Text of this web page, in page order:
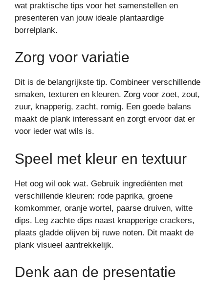
wat praktische tips voor het samenstellen en
presenteren van jouw ideale plantaardige
borrelplank.
Zorg voor variatie
Dit is de belangrijkste tip. Combineer verschillende
smaken, texturen en kleuren. Zorg voor zoet, zout,
zuur, knapperig, zacht, romig. Een goede balans
maakt de plank interessant en zorgt ervoor dat er
voor ieder wat wils is.
Speel met kleur en textuur
Het oog wil ook wat. Gebruik ingrediënten met
verschillende kleuren: rode paprika, groene
komkommer, oranje wortel, paarse druiven, witte
dips. Leg zachte dips naast knapperige crackers,
plaats gladde olijven bij ruwe noten. Dit maakt de
plank visueel aantrekkelijk.
Denk aan de presentatie